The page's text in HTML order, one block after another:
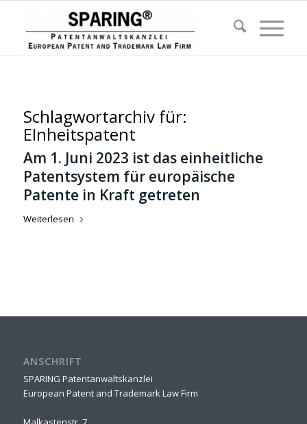
Schlagwortarchiv für:
EInheitspatent
Am 1. Juni 2023 ist das einheitliche
Patentsystem für europäische
Patente in Kraft getreten
Weiterlesen
ANSCHRIFT
SPARING Patentanwaltskanzlei
European Patent and Trademark Law Firm